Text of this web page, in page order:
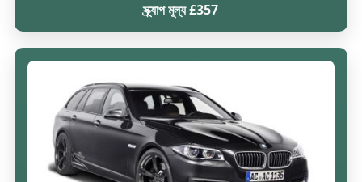
স্ক্র্যাপ মূল্য £357